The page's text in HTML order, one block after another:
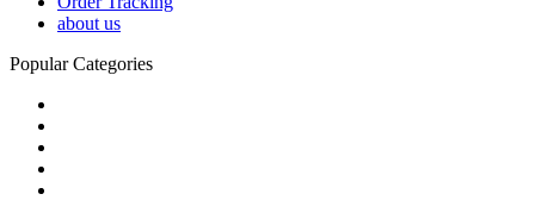
about us
Popular Categories